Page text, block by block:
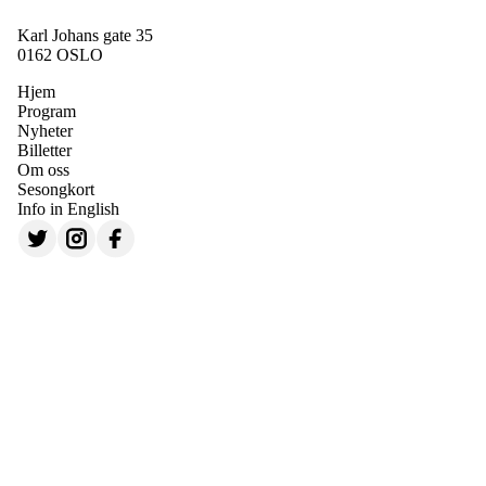
Karl Johans gate 35
0162 OSLO
Hjem
Program
Nyheter
Billetter
Om oss
Sesongkort
Info in English